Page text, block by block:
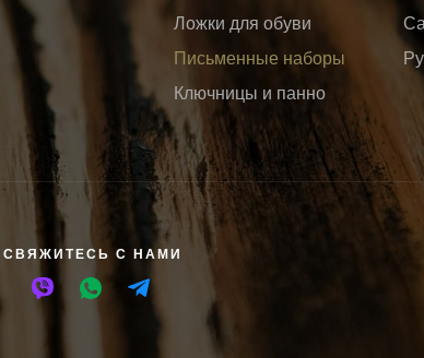
Ложки для обуви
Письменные наборы
Ключницы и панно
СВЯЖИТЕСЬ С НАМИ